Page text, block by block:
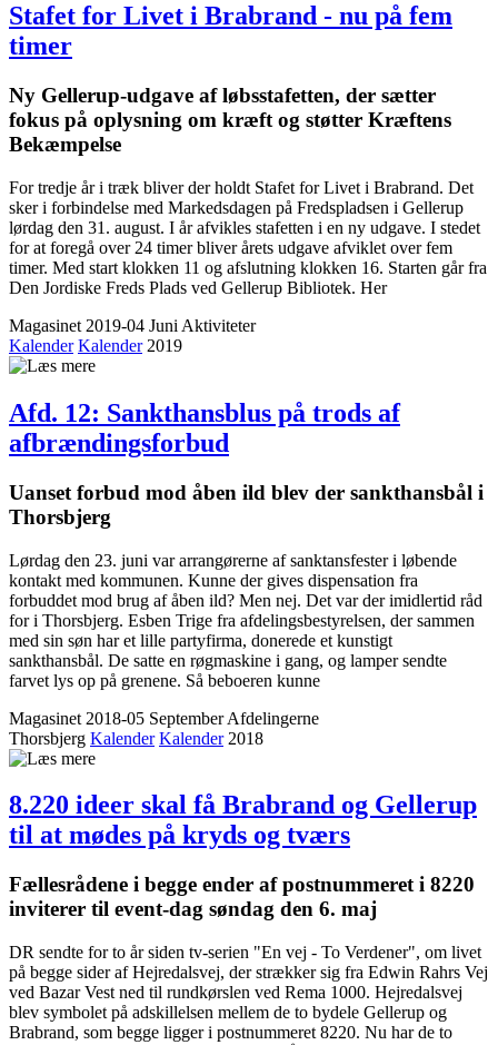
Stafet for Livet i Brabrand - nu på fem
timer
Ny Gellerup-udgave af løbsstafetten, der sætter
fokus på oplysning om kræft og støtter Kræftens
Bekæmpelse
For tredje år i træk bliver der holdt Stafet for Livet i Brabrand. Det
sker i forbindelse med Markedsdagen på Fredspladsen i Gellerup
lørdag den 31. august. I år afvikles stafetten i en ny udgave. I stedet
for at foregå over 24 timer bliver årets udgave afviklet over fem
timer. Med start klokken 11 og afslutning klokken 16. Starten går fra
Den Jordiske Freds Plads ved Gellerup Bibliotek. Her
Magasinet 2019-04 Juni Aktiviteter
Kalender Kalender2019
Afd. 12: Sankthansblus på trods af
afbrændingsforbud
Uanset forbud mod åben ild blev der sankthansbål i
Thorsbjerg
Lørdag den 23. juni var arrangørerne af sanktansfester i løbende
kontakt med kommunen. Kunne der gives dispensation fra
forbuddet mod brug af åben ild? Men nej. Det var der imidlertid råd
for i Thorsbjerg. Esben Trige fra afdelingsbestyrelsen, der sammen
med sin søn har et lille partyfirma, donerede et kunstigt
sankthansbål. De satte en røgmaskine i gang, og lamper sendte
farvet lys op på grenene. Så beboeren kunne
Magasinet 2018-05 September Afdelingerne
Thorsbjerg Kalender Kalender2018
8.220 ideer skal få Brabrand og Gellerup
til at mødes på kryds og tværs
Fællesrådene i begge ender af postnummeret i 8220
inviterer til event-dag søndag den 6. maj
DR sendte for to år siden tv-serien "En vej - To Verdener", om livet
på begge sider af Hejredalsvej, der strækker sig fra Edwin Rahrs Vej
ved Bazar Vest ned til rundkørslen ved Rema 1000. Hejredalsvej
blev symbolet på adskillelsen mellem de to bydele Gellerup og
Brabrand, som begge ligger i postnummeret 8220. Nu har de to